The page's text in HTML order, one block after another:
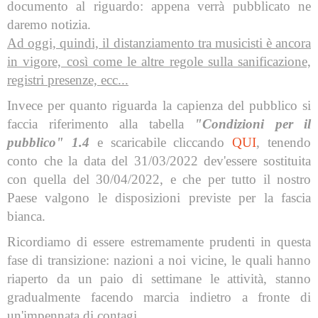
documento al riguardo: appena verrà pubblicato ne
daremo notizia.
Ad oggi, quindi, il distanziamento tra musicisti è ancora
in vigore, così come le altre regole sulla sanificazione,
registri presenze, ecc...
Invece per quanto riguarda la capienza del pubblico si
faccia riferimento alla tabella
"Condizioni per il
pubblico" 1.4 e scaricabile cliccandoQUI, tenendo
conto che la data del 31/03/2022 dev'essere sostituita
con quella del 30/04/2022, e che per tutto il nostro
Paese valgono le disposizioni previste per la fascia
bianca.
Ricordiamo di essere estremamente prudenti in questa
fase di transizione: nazioni a noi vicine, le quali hanno
riaperto da un paio di settimane le attività, stanno
gradualmente facendo marcia indietro a fronte di